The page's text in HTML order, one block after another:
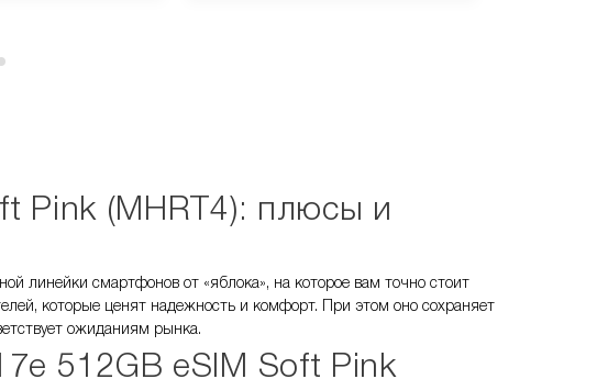
Pink (MHRT4): плюсы и
линейки смартфонов от «яблока», на которое вам точно стоит
которые ценят надежность и комфорт. При этом оно сохраняет
ожиданиям рынка.
512GB eSIM Soft Pink